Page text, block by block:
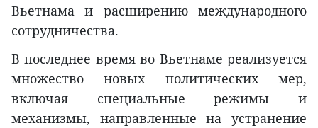
Вьетнама и расширению международного
сотрудничества.
В последнее время во Вьетнаме реализуется
множество новых политических мер,
включая специальные режимы и
механизмы, направленные на устранение